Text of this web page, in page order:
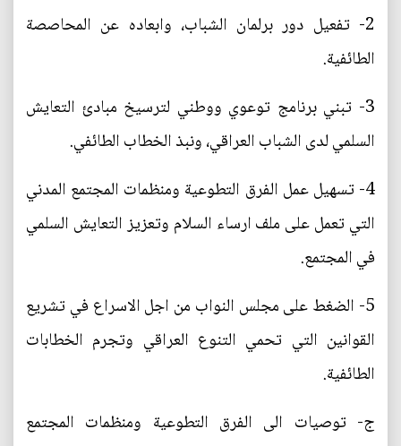
2- تفعيل دور برلمان الشباب، وابعاده عن المحاصصة
الطائفية.
3- تبني برنامج توعوي ووطني لترسيخ مبادئ التعايش
السلمي لدى الشباب العراقي، ونبذ الخطاب الطائفي.
4- تسهيل عمل الفرق التطوعية ومنظمات المجتمع المدني
التي تعمل على ملف ارساء السلام وتعزيز التعايش السلمي
في المجتمع.
5- الضغط على مجلس النواب من اجل الاسراع في تشريع
القوانين التي تحمي التنوع العراقي وتجرم الخطابات
الطائفية.
ج‌- توصيات الى الفرق التطوعية ومنظمات المجتمع